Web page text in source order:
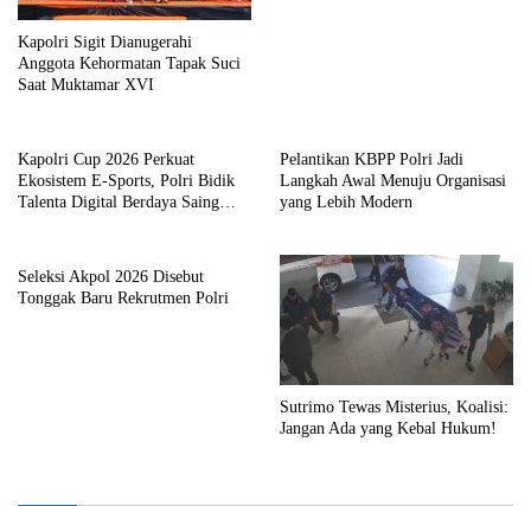
Kapolri Sigit Dianugerahi
Anggota Kehormatan Tapak Suci
Saat Muktamar XVI
Kapolri Cup 2026 Perkuat
Ekosistem E-Sports, Polri Bidik
Talenta Digital Berdaya Saing
Pelantikan KBPP Polri Jadi
Langkah Awal Menuju Organisasi
yang Lebih Modern
Seleksi Akpol 2026 Disebut
Tonggak Baru Rekrutmen Polri
Sutrimo Tewas Misterius, Koalisi:
Jangan Ada yang Kebal Hukum!